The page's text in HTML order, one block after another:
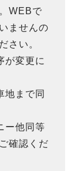
WEBで
ませんの
さい。
が変更に
地まで同
ー他同等
確認くだ